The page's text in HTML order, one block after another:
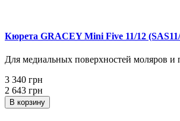
Кюрета GRACEY Mini Five 11/12
Для медиальных поверхностей моляров и
3 340 грн
2 643 грн
В корзину